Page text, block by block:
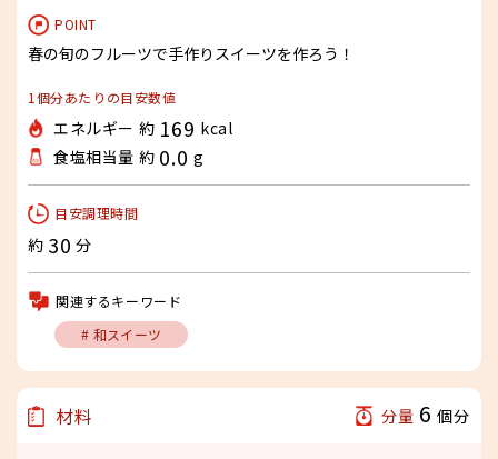
POINT
春の旬のフルーツで手作りスイーツを作ろう！
1個分あたりの目安数値
エネルギー 約 169 kcal
食塩相当量 約 0.0 g
目安調理時間
約 30 分
関連するキーワード
# 和スイーツ
材料 分量 6 個分